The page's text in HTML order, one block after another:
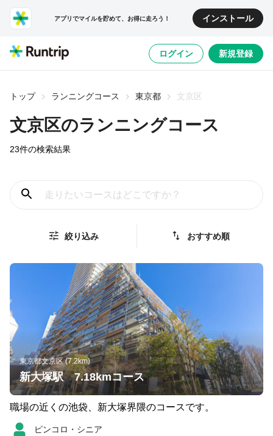
アプリでマイルを貯めて、お得に走ろう！ インストール
ログイン 新規登録
トップ ランニングコース 東京都 文京区
文京区のランニングコース
23件の検索結果
絞り込み おすすめ順
東京都文京区 (7.2km)
新大塚駅 7.18kmコース
職場の近くの池袋、新大塚界隈のコースです。
ピンコロ・シニア